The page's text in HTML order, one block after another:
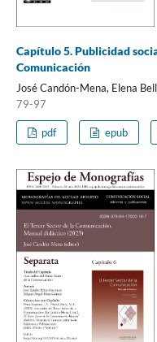
Capítulo 5. Publicidad
Comunicación
José Candón-Mena, Elena
79-97
pdf epub